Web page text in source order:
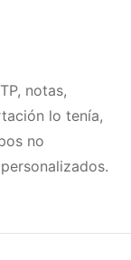
notas,
lo tenía,
no